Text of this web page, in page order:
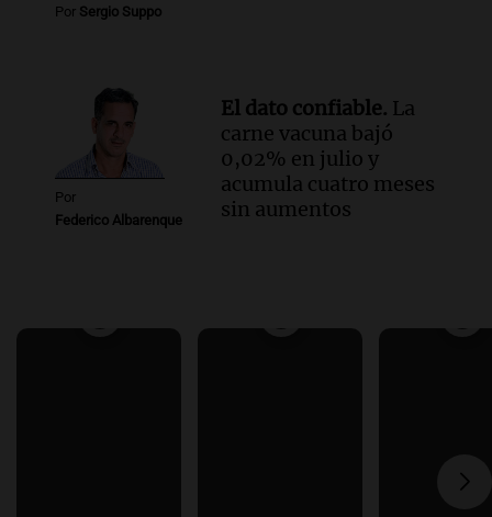
Por Sergio Suppo
Por
Federico Albarenque
El dato confiable. La
carne vacuna bajó
0,02% en julio y
acumula cuatro meses
sin aumentos